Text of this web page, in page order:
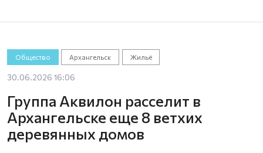
Общество Архангельск Жильё
30.06.2026 16:06
Группа Аквилон расселит в
Архангельске еще 8 ветхих
деревянных домов